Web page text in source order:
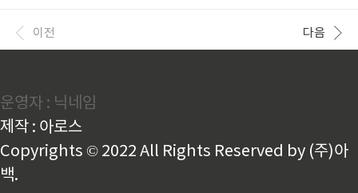
성을 숙지하고, 실무에 적용할 수 있도록 돕는 필수 과
정입니다.하지만, 이 시험은 랜덤으로 출제되는 25문제
해설을 포함한 파일을 통해 최소의 시간으로 합격을 보
장할 수 있는 방법을 안내합니다. 시험을 빠르고 쉽게
통과하는 비법은?시험 기본 정보문제 수: 랜덤 25문제
합격 기준: 70..
이전 다음
운영자 : 닉네임
제작 : 아로스
Copyrights © 2022 All Rights Reserved by (주)아
백.